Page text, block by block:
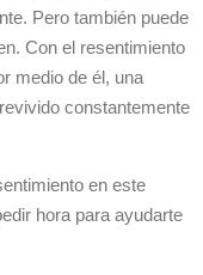
Pero también puede
Con el resentimiento
medio de él, una
constantemente
en este
hora para ayudarte